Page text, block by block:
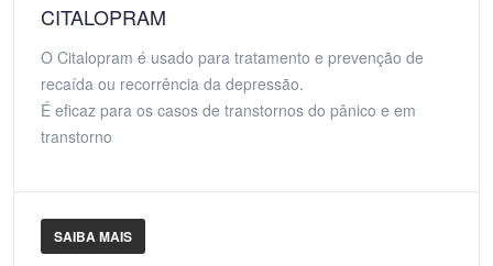
CITALOPRAM
O Citalopram é usado para tratamento e prevenção de
recaída ou recorrência da depressão.
É eficaz para os casos de transtornos do pânico e em
transtorno
SAIBA MAIS